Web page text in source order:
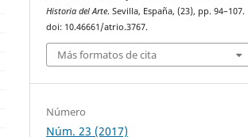
Historia del Arte. Sevilla, España, (23), pp. 94–107.
doi: 10.46661/atrio.3767.
Más formatos de cita
Número
Núm. 23 (2017)